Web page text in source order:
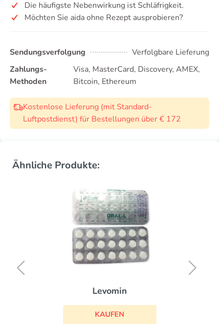
Die häufigste Nebenwirkung ist Schläfrigkeit.
Möchten Sie aida ohne Rezept ausprobieren?
Sendungsverfolgung
Verfolgbare Lieferung
Zahlungs-
Methoden
Visa, MasterCard, Discovery, AMEX,
Bitcoin, Ethereum
Kostenlose Lieferung (mit Standard-
Luftpostdienst) für Bestellungen über € 172
Ähnliche Produkte:
Levomin
KAUFEN